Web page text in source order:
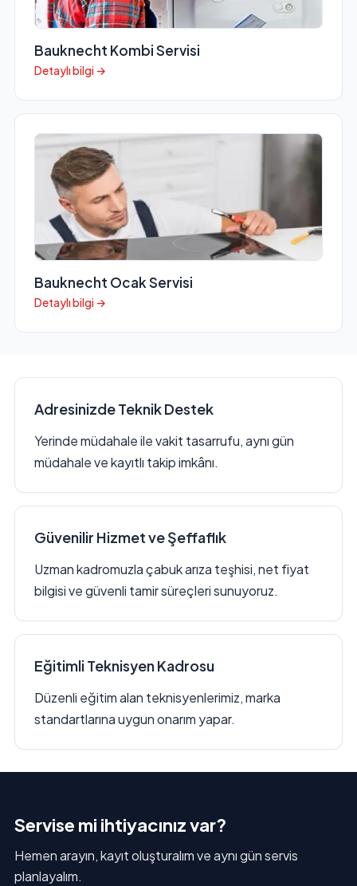
Bauknecht Kombi Servisi
Detaylı bilgi →
Bauknecht Ocak Servisi
Detaylı bilgi →
Adresinizde Teknik Destek
Yerinde müdahale ile vakit tasarrufu, aynı gün
müdahale ve kayıtlı takip imkânı.
Güvenilir Hizmet ve Şeffaflık
Uzman kadromuzla çabuk arıza teşhisi, net fiyat
bilgisi ve güvenli tamir süreçleri sunuyoruz.
Eğitimli Teknisyen Kadrosu
Düzenli eğitim alan teknisyenlerimiz, marka
standartlarına uygun onarım yapar.
Servise mi ihtiyacınız var?
Hemen arayın, kayıt oluşturalım ve aynı gün servis
planlayalım.